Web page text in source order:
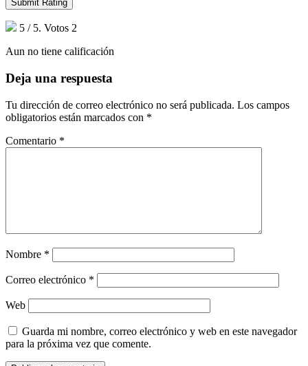
Submit Rating
5 / 5. Votos 2
Aun no tiene calificación
Deja una respuesta
Tu dirección de correo electrónico no será publicada. Los campos
obligatorios están marcados con *
Comentario *
Nombre *
Correo electrónico *
Web
Guarda mi nombre, correo electrónico y web en este navegador
para la próxima vez que comente.